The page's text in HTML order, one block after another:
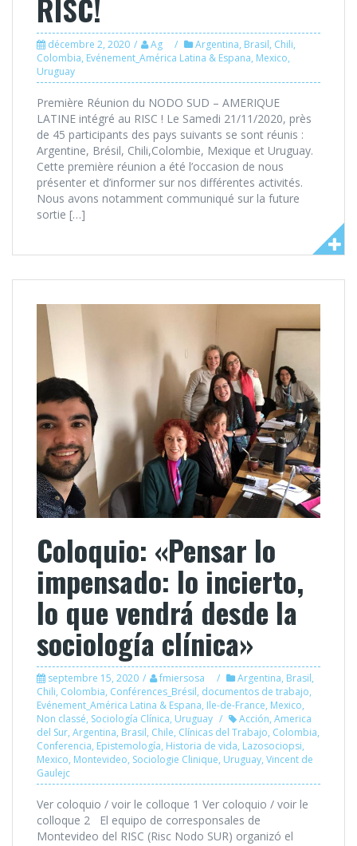
RISC!
décembre 2, 2020 Ag Argentina, Brasil, Chili,
Colombia, Evénement_América Latina & Espana, Mexico,
Uruguay
Première Réunion du NODO SUD – AMERIQUE
LATINE intégré au RISC ! Le Samedi 21/11/2020, près
de 45 participants des pays suivants se sont réunis :
Argentine, Brésil, Chili,Colombie, Mexique et Uruguay.
Cette première réunion a été l’occasion de nous
présenter et d’informer sur nos différentes activités.
Nous avons notamment communiqué sur la future
sortie […]
Coloquio: «Pensar lo
impensado: lo incierto,
lo que vendrá desde la
sociología clínica»
septembre 15, 2020 fmiersosa Argentina, Brasil,
Chili, Colombia, Conférences_Brésil, documentos de trabajo,
Evénement_América Latina & Espana, Ile-de-France, Mexico,
Non classé, Sociología Clínica, Uruguay Acción, America
del Sur, Argentina, Brasil, Chile, Clínicas del Trabajo, Colombia,
Conferencia, Epistemología, Historia de vida, Lazosociopsi,
Mexico, Montevideo, Sociologie Clinique, Uruguay, Vincent de
Gaulejc
Ver coloquio / voir le colloque 1 Ver coloquio / voir le
colloque 2 El equipo de corresponsales de
Montevideo del RISC (Risc Nodo SUR) organizó el